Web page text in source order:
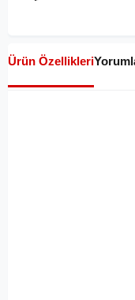
Ürün Özellikleri